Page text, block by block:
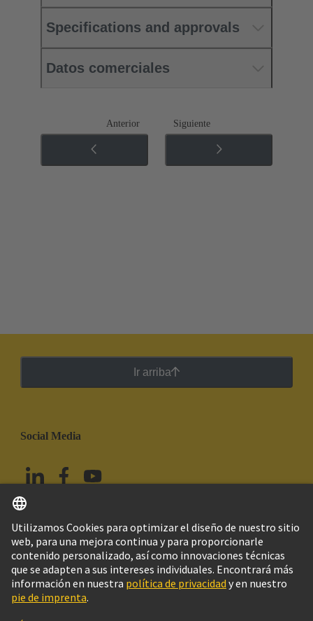
Specifications and approvals
Datos comerciales
Anterior Siguiente
Ir arriba
Social Media
México Español
© HARTING Technology Group